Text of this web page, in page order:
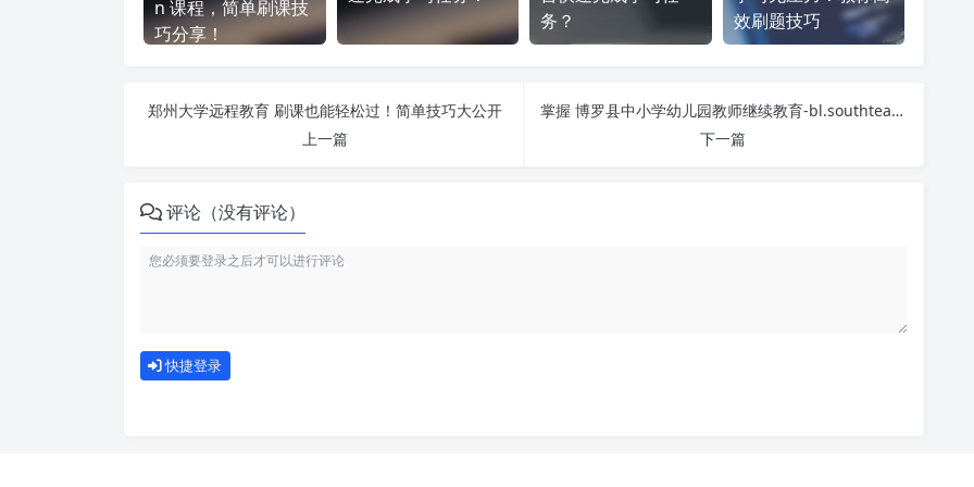
n 课程，简单刷课技
巧分享！
务？
效刷题技巧
郑州大学远程教育 刷课也能轻松过！简单技巧大公开
上一篇
掌握 博罗县中小学幼儿园教师继续教育-bl.southteacher.com 课程，简单刷课技巧分享！
下一篇
评论（没有评论）
快捷登录